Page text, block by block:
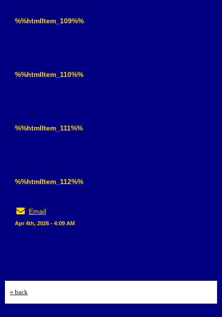
%%htmlItem_109%%
%%htmlItem_110%%
%%htmlItem_111%%
%%htmlItem_112%%
Email
Apr 4th, 2026 - 4:09 AM
« back